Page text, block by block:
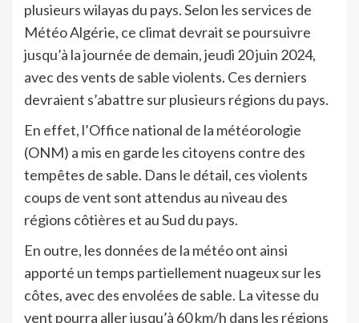
plusieurs wilayas du pays. Selon les services de
Météo Algérie, ce climat devrait se poursuivre
jusqu’à la journée de demain, jeudi 20 juin 2024,
avec des vents de sable violents. Ces derniers
devraient s’abattre sur plusieurs régions du pays.
En effet, l’Office national de la météorologie
(ONM) a mis en garde les citoyens contre des
tempêtes de sable. Dans le détail, ces violents
coups de vent sont attendus au niveau des
régions côtières et au Sud du pays.
En outre, les données de la météo ont ainsi
apporté un temps partiellement nuageux sur les
côtes, avec des envolées de sable. La vitesse du
vent pourra aller jusqu’à 60 km/h dans les régions